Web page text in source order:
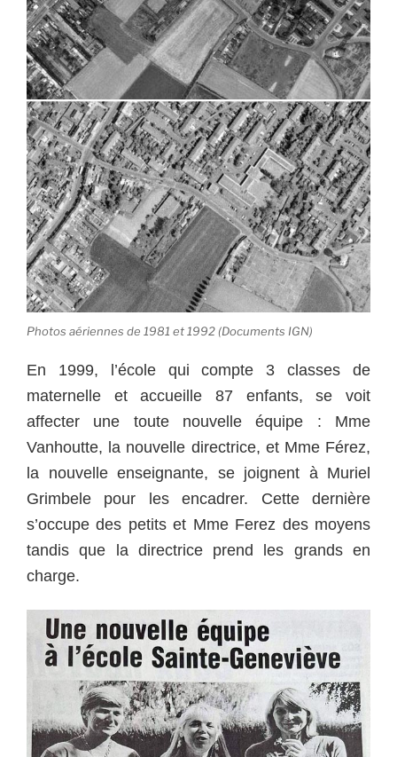
Photos aériennes de 1981 et 1992 (Documents IGN)
En 1999, l’école qui compte 3 classes de
maternelle et accueille 87 enfants, se voit
affecter une toute nouvelle équipe : Mme
Vanhoutte, la nouvelle directrice, et Mme Férez,
la nouvelle enseignante, se joignent à Muriel
Grimbele pour les encadrer. Cette dernière
s’occupe des petits et Mme Ferez des moyens
tandis que la directrice prend les grands en
charge.